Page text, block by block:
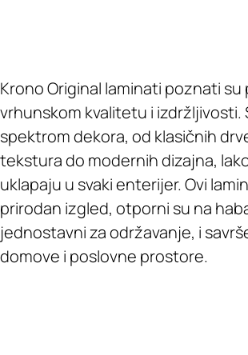
Krono Original laminati poznati su
vrhunskom kvalitetu i izdržljivosti.
spektrom dekora, od klasičnih
tekstura do modernih dizajna,
uklapaju u svaki enterijer. Ovi
prirodan izgled, otporni su na
jednostavni za održavanje, i
domove i poslovne prostore.